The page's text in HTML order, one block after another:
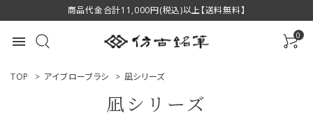
商品代金合計11,000円(税込)以上【送料無料】
menu 0
TOP > アイブローブラシ > 凪シリーズ
凪シリーズ